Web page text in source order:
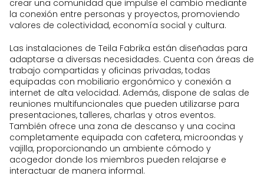
adaptables y unificables para crear
un espacio más amplio. Están
equipadas con sillas, mesas,
y tienen una capacidad de entre 12 y
30 personas cada una, o hasta 50
personas al unirlas.
Oficina virtual que ofrece
domiciliación fiscal y social, servicio
de recepción y distribución postal y
paquetería, y presencia en la web de
Teila Fabrika.
Zona de relax con microondas, café
e infusiones, proporcionando un
espacio para descansar durante la
crear una comunidad que impulse el cambio mediante
la conexión entre personas y proyectos, promoviendo
valores de colectividad, economía social y cultura.
Las instalaciones de Teila Fabrika están diseñadas para
adaptarse a diversas necesidades. Cuenta con áreas de
trabajo compartidas y oficinas privadas, todas
equipadas con mobiliario ergonómico y conexión a
internet de alta velocidad. Además, dispone de salas de
reuniones multifuncionales que pueden utilizarse para
presentaciones, talleres, charlas y otros eventos.
También ofrece una zona de descanso y una cocina
completamente equipada con cafetera, microondas y
vajilla, proporcionando un ambiente cómodo y
acogedor donde los miembros pueden relajarse e
interactuar de manera informal.